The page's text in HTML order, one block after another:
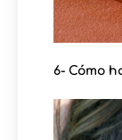
6- Cómo